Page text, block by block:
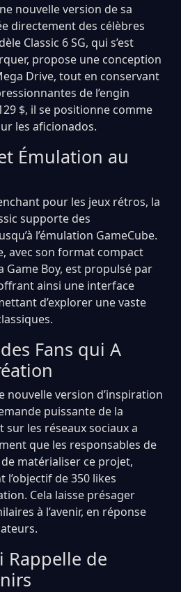
nouvelle version de sa
directement des célèbres
Classic 6 SG, qui s’est
propose une conception
Drive, tout en conservant
de l’engin
$, il se positionne comme
les aficionados.
Émulation au
pour les jeux rétros, la
supporte des
l’émulation GameCube.
avec son format compact
Game Boy, est propulsé par
ainsi une interface
d’explorer une vaste
Fans qui A
nouvelle version d’inspiration
puissante de la
les réseaux sociaux a
que les responsables de
matérialiser ce projet,
de 350 likes
Cela laisse présager
à l’avenir, en réponse
Rappelle de